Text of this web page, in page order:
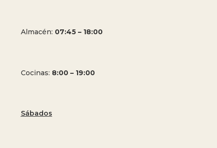
Almacén: 07:45 – 18:00
Cocinas: 8:00 – 19:00
Sábados